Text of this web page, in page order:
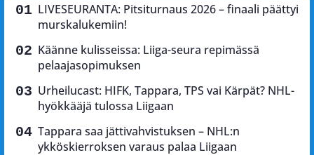
LIVESEURANTA: Pitsiturnaus 2026 – finaali päättyi
murskalukemiin!
Käänne kulisseissa: Liiga-seura repimässä
pelaajasopimuksen
Urheilucast: HIFK, Tappara, TPS vai Kärpät? NHL-
hyökkääjä tulossa Liigaan
Tappara saa jättivahvistuksen – NHL:n
ykköskierroksen varaus palaa Liigaan